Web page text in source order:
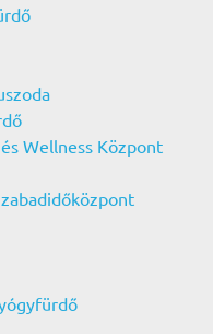
Wellness Központ